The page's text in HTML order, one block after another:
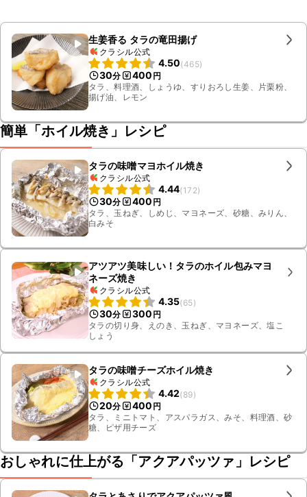
生姜香る タラの竜田揚げ
クラシル公式
4.50(465)
30分 400 円
タラ、料理酒、しょうゆ、すりおろし生姜、片栗粉、
揚げ油、レモン
簡単「ホイル焼き」レシピ
タラの味噌マヨホイル焼き
クラシル公式
4.44(172)
30分 400 円
タラ、玉ねぎ、しめじ、マヨネーズ、砂糖、みりん、
白みそ
アツアツ美味しい！タラのホイル包みマヨ
ネーズ焼き
クラシル公式
4.35(65)
30分 300 円
タラの切り身、えのき、玉ねぎ、マヨネーズ、塩こ
しょう
タラの味噌チーズホイル焼き
クラシル公式
4.42(89)
20分 400 円
タラ、ミニトマト、アスパラガス、みそ、料理酒、砂
糖、ピザ用チーズ
おしゃれに仕上がる「アクアパッツァ」レシピ